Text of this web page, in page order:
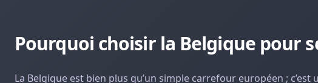
Pourquoi choisir la Belgique pour
La Belgique est bien plus qu’un simple carrefour européen ;